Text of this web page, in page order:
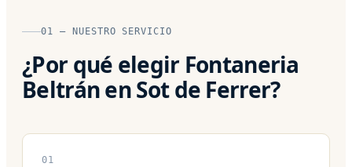
01 — NUESTRO SERVICIO
¿Por qué elegir Fontaneria
Beltrán en Sot de Ferrer?
01